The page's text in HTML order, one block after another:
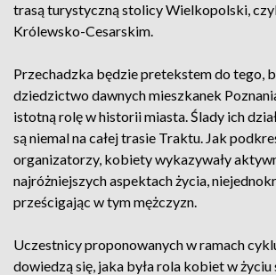
trasą turystyczną stolicy Wielkopolski,
Królewsko-Cesarskim.
Przechadzka będzie pretekstem do tego,
dziedzictwo dawnych mieszkanek
istotną rolę w historii miasta. Ślady ich
są niemal na całej trasie Traktu. Jak
organizatorzy, kobiety wykazywały
najróżniejszych aspektach życia,
prześcigając w tym mężczyzn.
Uczestnicy proponowanych w ramach
dowiedzą się, jaka była rola kobiet w życiu